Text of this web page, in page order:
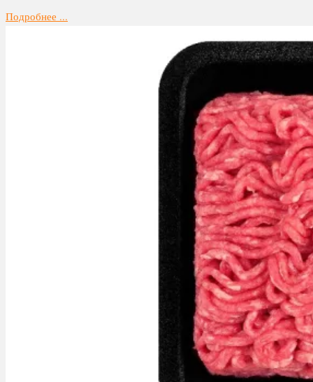
Подробнее ...